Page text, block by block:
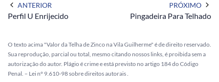
ANTERIOR
Perfil U Enrijecido
PRÓXIMO
Pingadeira Para Telhado
O texto acima "Valor da Telha de Zinco na Vila Guilherme" é de direito reservado.
Sua reprodução, parcial ou total, mesmo citando nossos links, é proibida sem a
autorização do autor. Plágio é crime e está previsto no artigo 184 do Código
Penal. – Lei n° 9.610-98 sobre direitos autorais